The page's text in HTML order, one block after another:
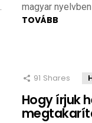
magyar
TOVÁBB
91 Shares
Hogy írjuk